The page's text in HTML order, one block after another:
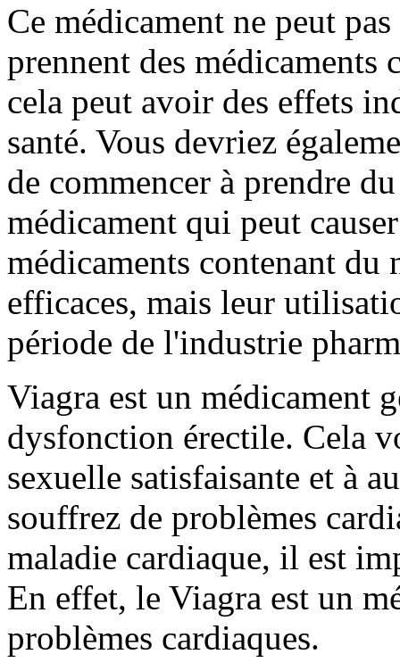
Ce médicament ne peut
prennent des médicaments
cela peut avoir des effets
santé. Vous devriez
de commencer à prendre
médicament qui peut
médicaments contenant du
efficaces, mais leur
période de l'industrie
Viagra est un médicament
dysfonction érectile. Cela
sexuelle satisfaisante et à
souffrez de problèmes
maladie cardiaque, il est
En effet, le Viagra est un
problèmes cardiaques.